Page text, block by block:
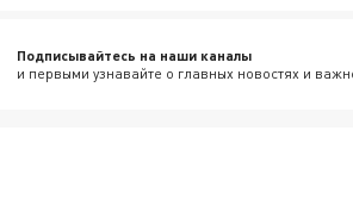
Подписывайтесь на наши каналы
и первыми узнавайте о главных новостях и